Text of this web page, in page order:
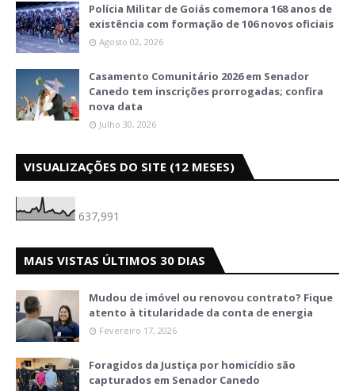
Polícia Militar de Goiás comemora 168 anos de
existência com formação de 106 novos oficiais
Agosto 02, 2026
Casamento Comunitário 2026 em Senador
Canedo tem inscrições prorrogadas; confira
nova data
Julho 30, 2026
VISUALIZAÇÕES DO SITE (12 MESES)
637,991
MAIS VISTAS ÚLTIMOS 30 DIAS
Mudou de imóvel ou renovou contrato? Fique
atento à titularidade da conta de energia
Fevereiro 17, 2026
Foragidos da Justiça por homicídio são
capturados em Senador Canedo